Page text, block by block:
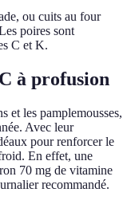
ou cuits au four
poires sont
C et K.
à profusion
et les pamplemousses,
Avec leur
pour renforcer le
En effet, une
70 mg de vitamine
recommandé.